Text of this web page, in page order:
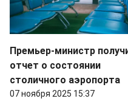
Премьер-министр
отчет о состоянии
столичного аэропорта
07 ноября 2025 15:37